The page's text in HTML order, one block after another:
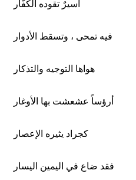
أسيرٌ تقوده الكفّار
فيه تمحى ، وتسقط الأدوار
هواها التوجيه والتذكار
أرؤساً عشعشت بها الأوغار
كجراد يثيره الإعصار
فقد ضاع في اليمين اليسار